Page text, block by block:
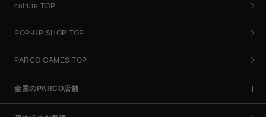
culture TOP
POP-UP SHOP TOP
PARCO GAMES TOP
全国のPARCO店舗